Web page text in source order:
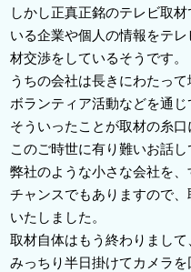
しかし正真正銘のテレビ取
いる企業や個人の情報をテ
材交渉をしているそうです。
うちの会社は長きにわたって
ボランティア活動などを通じ
そういったことが取材の糸口
このご時世に有り難いお話し
弊社のような小さな会社を
チャンスでもありますので
いたしました。
取材自体はもう終わりまして
みっちり半日掛けてカメラを